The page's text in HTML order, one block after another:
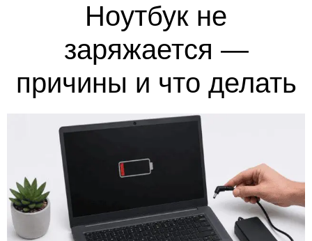
Ноутбук не
заряжается —
причины и что делать